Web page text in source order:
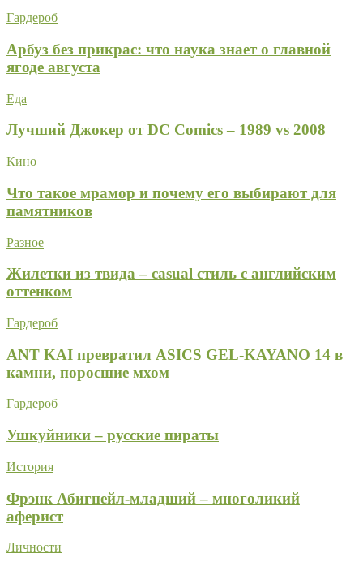
Гардероб
Арбуз без прикрас: что наука знает о главной
ягоде августа
Еда
Лучший Джокер от DC Comics – 1989 vs 2008
Кино
Что такое мрамор и почему его выбирают для
памятников
Разное
Жилетки из твида – casual стиль с английским
оттенком
Гардероб
ANT KAI превратил ASICS GEL-KAYANO 14 в
камни, поросшие мхом
Гардероб
Ушкуйники – русские пираты
История
Фрэнк Абигнейл-младший – многоликий
аферист
Личности